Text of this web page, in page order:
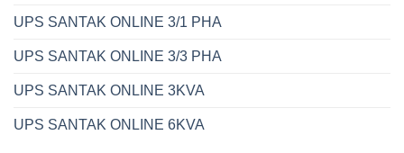
UPS SANTAK ONLINE 3/1 PHA
UPS SANTAK ONLINE 3/3 PHA
UPS SANTAK ONLINE 3KVA
UPS SANTAK ONLINE 6KVA